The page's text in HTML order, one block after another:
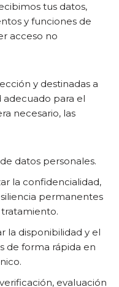
tus datos,
y funciones de
acceso no
y destinadas a
adecuado para el
necesario, las
datos personales.
la confidencialidad,
permanentes
tratamiento.
la disponibilidad y el
de forma rápida en
evaluación